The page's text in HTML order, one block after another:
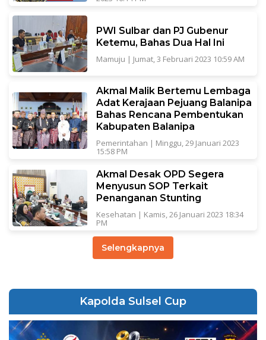
PWI Sulbar dan PJ Gubenur
Ketemu, Bahas Dua Hal Ini
Mamuju | Jumat, 3 Februari 2023 10:59 AM
Akmal Malik Bertemu Lembaga
Adat Kerajaan Pejuang Balanipa
Bahas Rencana Pembentukan
Kabupaten Balanipa
Pemerintahan | Minggu, 29 Januari 2023
15:58 PM
Akmal Desak OPD Segera
Menyusun SOP Terkait
Penanganan Stunting
Kesehatan | Kamis, 26 Januari 2023 18:34
PM
Selengkapnya
Kapolda Sulsel Cup